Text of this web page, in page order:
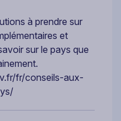
à prendre sur
et
sur le pays que
fr/conseils-aux-